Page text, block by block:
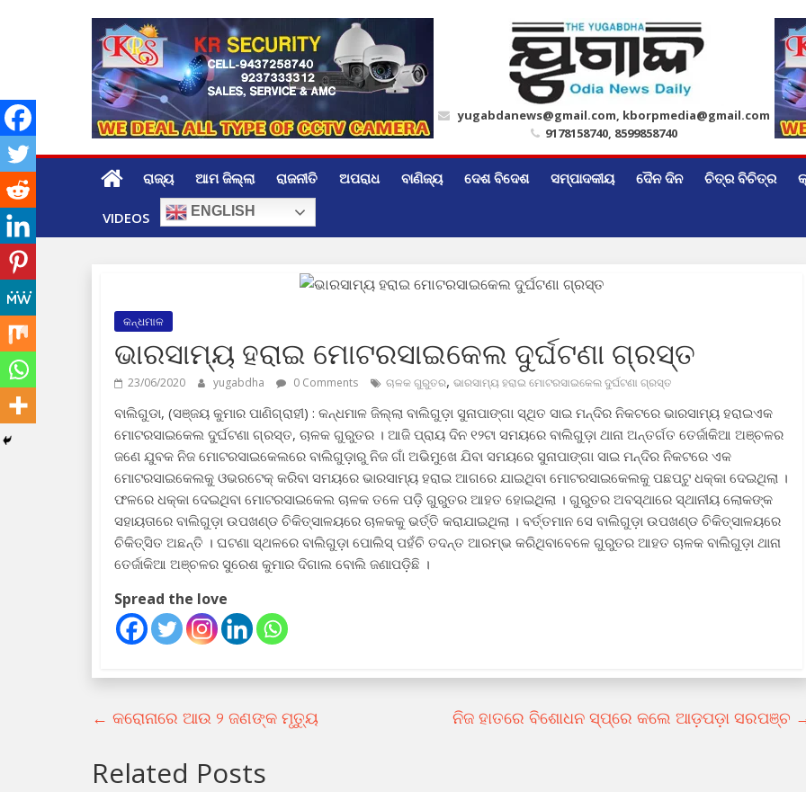
yugabdanews@gmail.com, kborpmedia@gmail.com
9178158740, 8599858740
ରାଜ୍ୟ ଆମ ଜିଲ୍ଲା ରାଜନୀତି ଅପରାଧ ବାଣିଜ୍ୟ ଦେଶ ବିଦେଶ ସମ୍ପାଦକୀୟ ଦୈନ ଦିନ ଚିତ୍ର ବିଚିତ୍ର
VIDEOS ENGLISH
କନ୍ଧମାଳ
ଭାରସାମ୍ୟ ହରାଇ ମୋଟରସାଇକେଲ ଦୁର୍ଘଟଣା ଗ୍ରସ୍ତ
23/06/2020 yugabdha 0 Comments ଚାଳକ ଗୁରୁତର, ଭାରସାମ୍ୟ ହରାଇ ମୋଟରସାଇକେଲ ଦୁର୍ଘଟଣା ଗ୍ରସ୍ତ
ବାଲିଗୁଡା, (ସଞ୍ଜୟ କୁମାର ପାଣିଗ୍ରାହୀ) : କନ୍ଧମାଳ ଜିଲ୍ଲା ବାଲିଗୁଡ଼ା ସୁନାପାଙ୍ଗା ସ୍ଥିତ ସାଇ ମନ୍ଦିର ନିକଟରେ ଭାରସାମ୍ୟ ହରାଇଏକ
ମୋଟରସାଇକେଲ ଦୁର୍ଘଟଣା ଗ୍ରସ୍ତ, ଚାଳକ ଗୁରୁତର । ଆଜି ପ୍ରାୟ ଦିନ ୧୨ଟା ସମୟରେ ବାଲିଗୁଡ଼ା ଥାନା ଅନ୍ତର୍ଗତ ତେର୍ଜାକିଆ ଅଞ୍ଚଳର
ଜଣେ ଯୁବକ ନିଜ ମୋଟରସାଇକେଲରେ ବାଲିଗୁଡ଼ାରୁ ନିଜ ଗାଁ ଅଭିମୁଖେ ଯିବା ସମୟରେ ସୁନାପାଙ୍ଗା ସାଇ ମନ୍ଦିର ନିକଟରେ ଏକ
ମୋଟରସାଇକେଲକୁ ଓଭରଟେକ୍ କରିବା ସମୟରେ ଭାରସାମ୍ୟ ହରାଇ ଆଗରେ ଯାଇଥିବା ମୋଟରସାଇକେଲକୁ ପଛପଟୁ ଧକ୍କା ଦେଇଥିଲା ।
ଫଳରେ ଧକ୍କା ଦେଇଥିବା ମୋଟରସାଇକେଲ ଚାଳକ ତଳେ ପଡ଼ି ଗୁରୁତର ଆହତ ହୋଇଥିଲା । ଗୁରୁତର ଅବସ୍ଥାରେ ସ୍ଥାନୀୟ ଲୋକଙ୍କ
ସହାୟତାରେ ବାଲିଗୁଡ଼ା ଉପଖଣ୍ଡ ଚିକିତ୍ସାଳୟରେ ଚାଳକକୁ ଭର୍ତ୍ତି କରାଯାଇଥିଲା । ବର୍ତ୍ତମାନ ସେ ବାଲିଗୁଡ଼ା ଉପଖଣ୍ଡ ଚିକିତ୍ସାଳୟରେ
ଚିକିତ୍ସିତ ଅଛନ୍ତି । ଘଟଣା ସ୍ଥଳରେ ବାଲିଗୁଡ଼ା ପୋଲିସ୍ ପହଁଚି ତଦନ୍ତ ଆରମ୍ଭ କରିଥିବାବେଳେ ଗୁରୁତର ଆହତ ଚାଳକ ବାଲିଗୁଡ଼ା ଥାନା
ତେର୍ଜାକିଆ ଅଞ୍ଚଳର ସୁରେଶ କୁମାର ଦିଗାଲ ବୋଲି ଜଣାପଡ଼ିଛି ।
Spread the love
← କରୋନାରେ ଆଉ ୨ ଜଣଙ୍କ ମୃତ୍ୟୁ ନିଜ ହାତରେ ବିଶୋଧନ ସ୍ପ୍ରେ କଲେ ଆଡ଼ପଡ଼ା ସରପଞ୍ଚ
Related Posts